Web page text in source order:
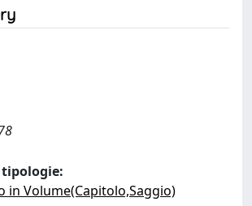
in Volume(Capitolo,Saggio)